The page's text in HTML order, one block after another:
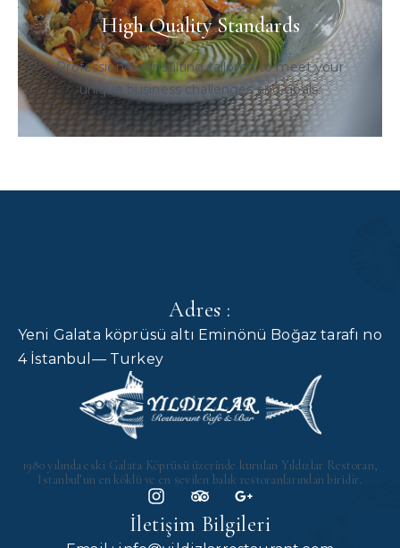
High Quality Standards
Professional consulting tailored to meet your
unique business challenges and goals.
Adres :
Yeni Galata köprüsü altı Eminönü Boğaz tarafı no
4 İstanbul— Turkey
1980 yılında eski Galata Köprüsü üzerinde kurulan Yıldızlar Restoran,
İstanbul’un en köklü ve en sevilen balık restoranlarından biridir.
İletişim Bilgileri